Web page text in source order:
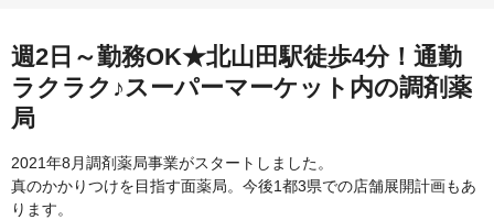
週2日～勤務OK★北山田駅徒歩4分！通勤
ラクラク♪スーパーマーケット内の調剤薬
局
2021年8月調剤薬局事業がスタートしました。
真のかかりつけを目指す面薬局。今後1都3県での店舗展開計画もあ
ります。